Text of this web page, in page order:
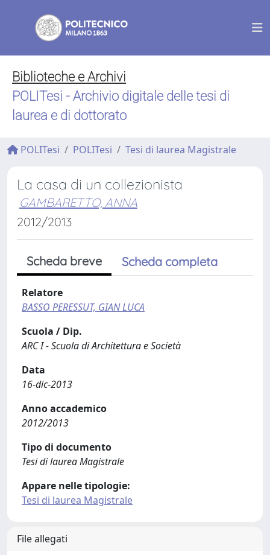
Biblioteche e Archivi
POLITesi - Archivio digitale delle tesi di
laurea e di dottorato
POLITesi POLITesi Tesi di laurea Magistrale
La casa di un collezionista
GAMBARETTO, ANNA
2012/2013
Scheda breve Scheda completa
Relatore
BASSO PERESSUT, GIAN LUCA
Scuola / Dip.
ARC I - Scuola di Architettura e Società
Data
16-dic-2013
Anno accademico
2012/2013
Tipo di documento
Tesi di laurea Magistrale
Appare nelle tipologie:
Tesi di laurea Magistrale
File allegati